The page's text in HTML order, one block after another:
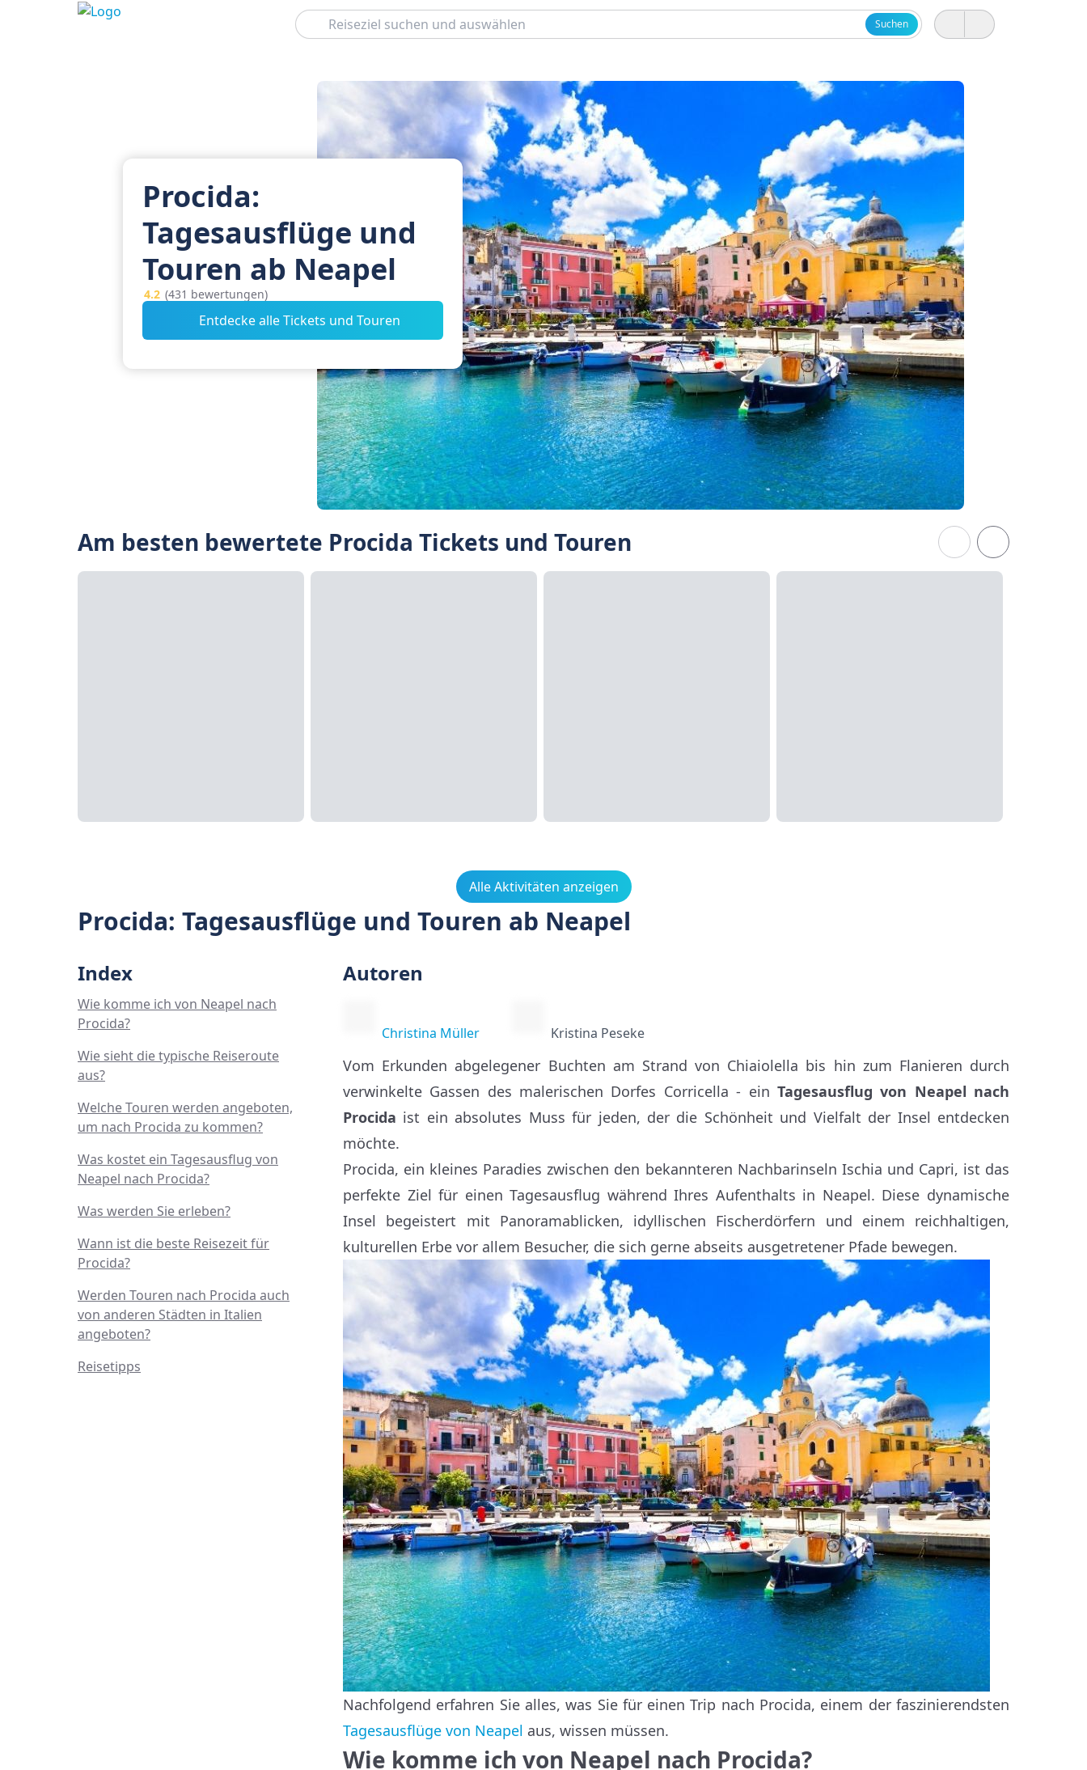
Suchen
Suchen
Procida:
Tagesausflüge und
Touren ab Neapel
4.2 (431 bewertungen)
Entdecke alle Tickets und Touren
Am besten bewertete Procida Tickets und Touren
Alle Aktivitäten anzeigen
Procida: Tagesausflüge und Touren ab Neapel
Index
Wie komme ich von Neapel nach
Procida?
Wie sieht die typische Reiseroute
aus?
Welche Touren werden angeboten,
um nach Procida zu kommen?
Was kostet ein Tagesausflug von
Neapel nach Procida?
Was werden Sie erleben?
Wann ist die beste Reisezeit für
Procida?
Werden Touren nach Procida auch
von anderen Städten in Italien
angeboten?
Reisetipps
Autoren
Christina Müller Kristina Peseke
Vom Erkunden abgelegener Buchten am Strand von Chiaiolella bis hin zum Flanieren durch
verwinkelte Gassen des malerischen Dorfes Corricella - ein Tagesausflug von Neapel nach
Procida ist ein absolutes Muss für jeden, der die Schönheit und Vielfalt der Insel entdecken
möchte.
Procida, ein kleines Paradies zwischen den bekannteren Nachbarinseln Ischia und Capri, ist das
perfekte Ziel für einen Tagesausflug während Ihres Aufenthalts in Neapel. Diese dynamische
Insel begeistert mit Panoramablicken, idyllischen Fischerdörfern und einem reichhaltigen,
kulturellen Erbe vor allem Besucher, die sich gerne abseits ausgetretener Pfade bewegen.
Nachfolgend erfahren Sie alles, was Sie für einen Trip nach Procida, einem der faszinierendsten
Tagesausflüge von Neapel aus, wissen müssen.
Wie komme ich von Neapel nach Procida?